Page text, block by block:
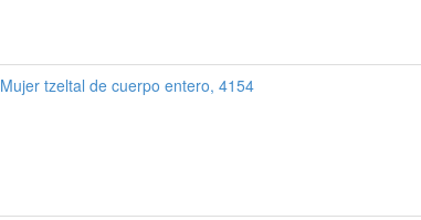
Mujer tzeltal de cuerpo entero, 4154